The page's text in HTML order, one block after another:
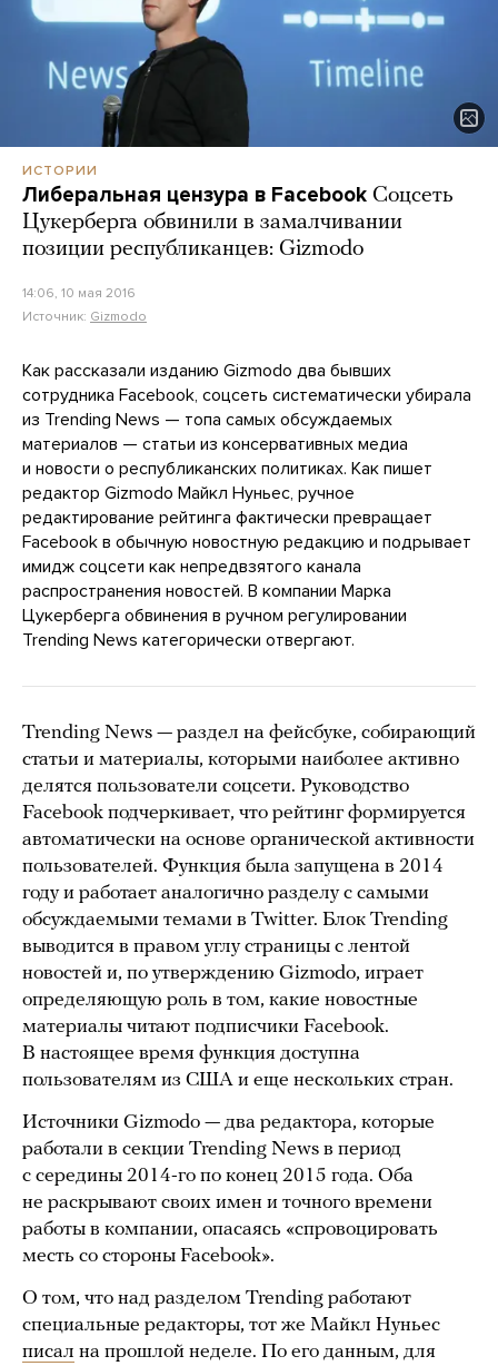
ИСТОРИИ
Либеральная цензура в Facebook Соцсеть
Цукерберга обвинили в замалчивании
позиции республиканцев: Gizmodo
14:06, 10 мая 2016
Источник: Gizmodo
Как рассказали изданию Gizmodo два бывших
сотрудника Facebook, соцсеть систематически убирала
из Trending News — топа самых обсуждаемых
материалов — статьи из консервативных медиа
и новости о республиканских политиках. Как пишет
редактор Gizmodo Майкл Нуньес, ручное
редактирование рейтинга фактически превращает
Facebook в обычную новостную редакцию и подрывает
имидж соцсети как непредвзятого канала
распространения новостей. В компании Марка
Цукерберга обвинения в ручном регулировании
Trending News категорически отвергают.
Trending News — раздел на фейсбуке, собирающий
статьи и материалы, которыми наиболее активно
делятся пользователи соцсети. Руководство
Facebook подчеркивает, что рейтинг формируется
автоматически на основе органической активности
пользователей. Функция была запущена в 2014
году и работает аналогично разделу с самыми
обсуждаемыми темами в Twitter. Блок Trending
выводится в правом углу страницы с лентой
новостей и, по утверждению Gizmodo, играет
определяющую роль в том, какие новостные
материалы читают подписчики Facebook.
В настоящее время функция доступна
пользователям из США и еще нескольких стран.
Источники Gizmodo — два редактора, которые
работали в секции Trending News в период
с середины 2014-го по конец 2015 года. Оба
не раскрывают своих имен и точного времени
работы в компании, опасаясь «спровоцировать
месть со стороны Facebook».
О том, что над разделом Trending работают
специальные редакторы, тот же Майкл Нуньес
писал на прошлой неделе. По его данным, для